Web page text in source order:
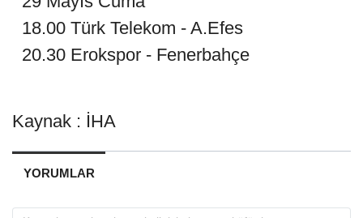
18.00 Türk Telekom - A.Efes
20.30 Erokspor - Fenerbahçe
Kaynak : İHA
YORUMLAR